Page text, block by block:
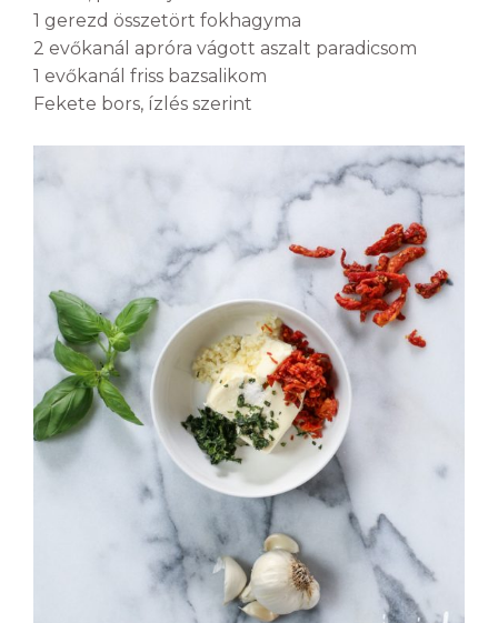
1 gerezd összetört fokhagyma
2 evőkanál apróra vágott aszalt paradicsom
1 evőkanál friss bazsalikom
Fekete bors, ízlés szerint